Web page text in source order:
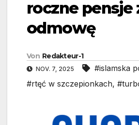
roczne pensje
odmowę
Von Redakteur-1
NOV. 7, 2025 #islamska
#rtęć w szczepionkach,